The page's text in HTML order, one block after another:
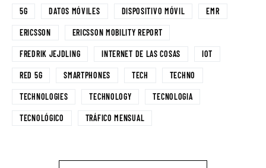
5G DATOS MÓVILES DISPOSITIVO MÓVIL EMR
ERICSSON ERICSSON MOBILITY REPORT
FREDRIK JEJDLING INTERNET DE LAS COSAS IOT
RED 5G SMARTPHONES TECH TECHNO
TECHNOLOGIES TECHNOLOGY TECNOLOGIA
TECNOLÓGICO TRÁFICO MENSUAL